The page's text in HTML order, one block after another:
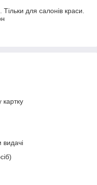
для салонів краси.
видачі